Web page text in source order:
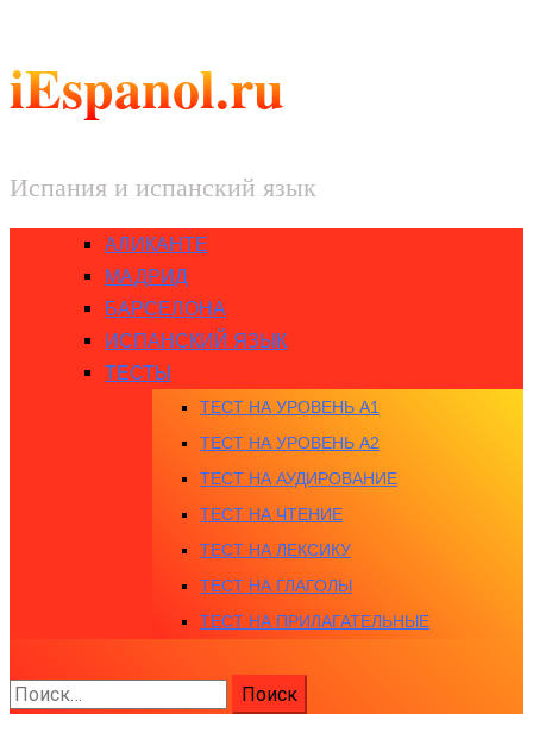
iEspanol.ru
Испания и испанский язык
АЛИКАНТЕ
МАДРИД
БАРСЕЛОНА
ИСПАНСКИЙ ЯЗЫК
ТЕСТЫ
ТЕСТ НА УРОВЕНЬ A1
ТЕСТ НА УРОВЕНЬ A2
ТЕСТ НА АУДИРОВАНИЕ
ТЕСТ НА ЧТЕНИЕ
ТЕСТ НА ЛЕКСИКУ
ТЕСТ НА ГЛАГОЛЫ
ТЕСТ НА ПРИЛАГАТЕЛЬНЫЕ
Найти: